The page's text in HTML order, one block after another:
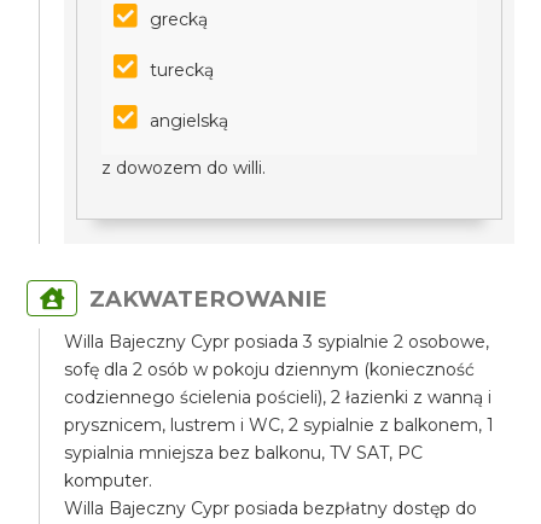
grecką
turecką
angielską
z dowozem do willi.
ZAKWATEROWANIE
Willa Bajeczny Cypr posiada 3 sypialnie 2 osobowe,
sofę dla 2 osób w pokoju dziennym (konieczność
codziennego ścielenia pościeli), 2 łazienki z wanną i
prysznicem, lustrem i WC, 2 sypialnie z balkonem, 1
sypialnia mniejsza bez balkonu, TV SAT, PC
komputer.
Willa Bajeczny Cypr posiada bezpłatny dostęp do